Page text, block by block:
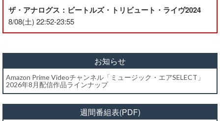
ザ・アナログス：ビートルズ・トリビュート・ライヴ2024
8/08(土) 22:52-23:55
お知らせ
Amazon Prime Videoチャンネル「ミュージック・エアSELECT」
2026年8月配信作品ラインナップ
週間番組表(PDF)